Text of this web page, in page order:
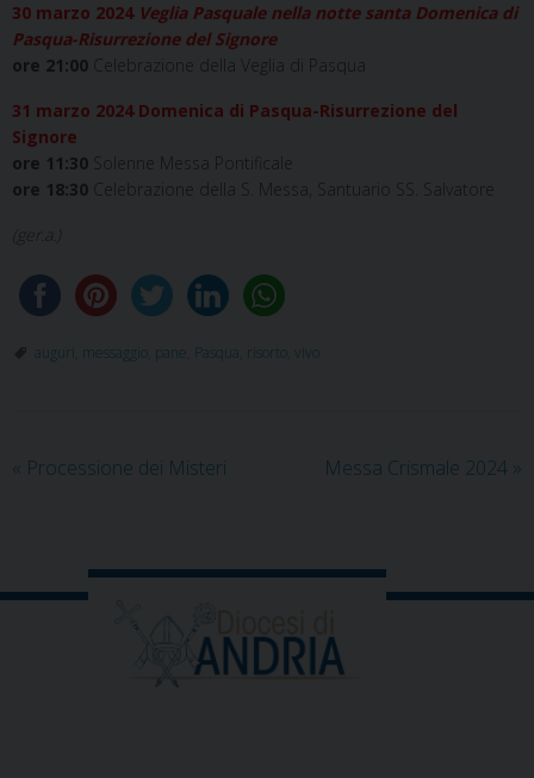
30 marzo 2024 Veglia Pasquale nella notte santa Domenica di
Pasqua-Risurrezione del Signore
ore 21:00
Celebrazione della Veglia di Pasqua
31 marzo 2024 Domenica di Pasqua-Risurrezione del
Signore
ore 11:30
Solenne Messa Pontificale
ore 18:30
Celebrazione della S. Messa, Santuario SS. Salvatore
auguri messaggio pane Pasqua risorto vivo
« Processione dei Misteri Messa Crismale 2024 »